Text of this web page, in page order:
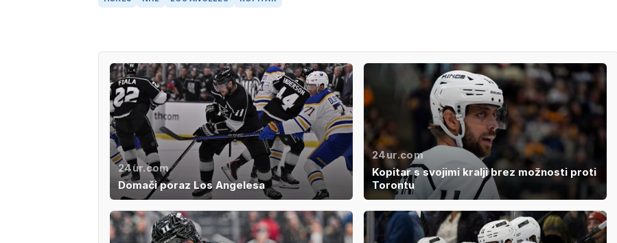
24ur.com
Domači poraz Los Angelesa
24ur.com
Kopitar s svojimi kralji brez možnosti proti
Torontu